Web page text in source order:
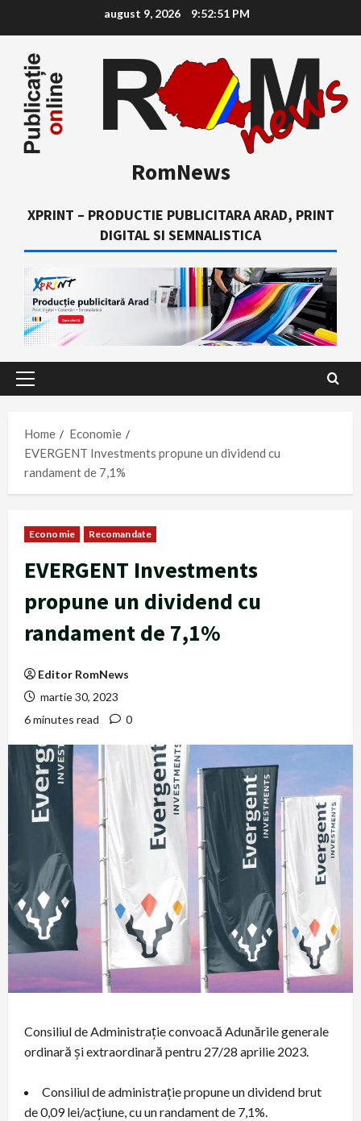
content
august 9, 2026 9:52:52 PM
RomNews
XPRINT – PRODUCTIE PUBLICITARA ARAD, PRINT
DIGITAL SI SEMNALISTICA
Primary
Home
Economie
EVERGENT Investments propune un dividend cu
randament de 7,1%
Economie Recomandate
EVERGENT Investments
propune un dividend cu
randament de 7,1%
Editor RomNews
martie 30, 2023
6 minutes read
0
Consiliul de Administrație convoacă Adunările generale
ordinară și extraordinară pentru 27/28 aprilie 2023.
Consiliul de administrație propune un dividend brut
de 0,09 lei/acțiune, cu un randament de 7,1%.